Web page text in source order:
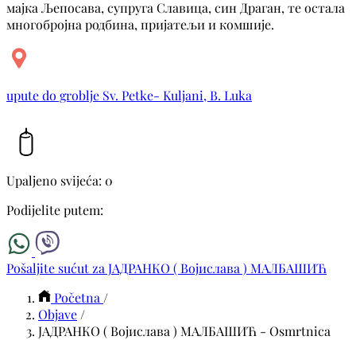
мајка Љепосава, супруга Славица, син Драган, те остала
многобројна родбина, пријатељи и комшије.
upute do groblje Sv. Petke- Kuljani, B. Luka
Upaljeno svijeća: 0
Podijelite putem:
Pošaljite sućut za ЈАДРАНКО ( Војислава ) МАЛБАШИЋ
Početna /
Objave /
ЈАДРАНКО ( Војислава ) МАЛБАШИЋ - Osmrtnica